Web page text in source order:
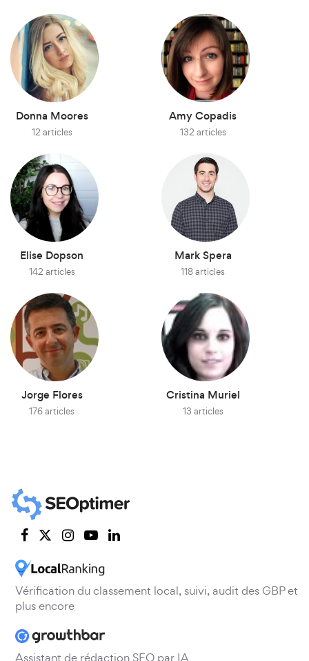
Donna Moores
12 articles
Amy Copadis
132 articles
Elise Dopson
142 articles
Mark Spera
118 articles
Jorge Flores
176 articles
Cristina Muriel
13 articles
Vérification du classement local, suivi, audit des GBP et
plus encore
Assistant de rédaction SEO par IA